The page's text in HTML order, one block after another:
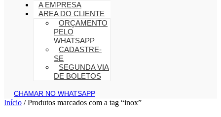
A EMPRESA
AREA DO CLIENTE
ORÇAMENTO
PELO
WHATSAPP
CADASTRE-
SE
SEGUNDA VIA
DE BOLETOS
CHAMAR NO WHATSAPP
Início / Produtos marcados com a tag “inox”